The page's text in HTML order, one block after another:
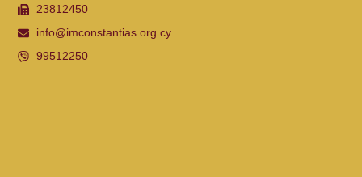
23812450
info@imconstantias.org.cy
99512250